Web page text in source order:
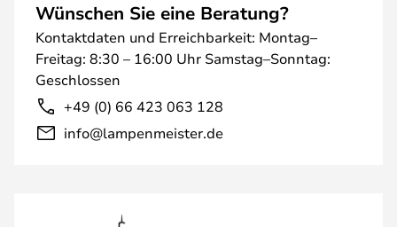
Wünschen Sie eine Beratung?
Kontaktdaten und Erreichbarkeit: Montag–
Freitag: 8:30 – 16:00 Uhr Samstag–Sonntag:
Geschlossen
+49 (0) 66 423 063 128
info@lampenmeister.de